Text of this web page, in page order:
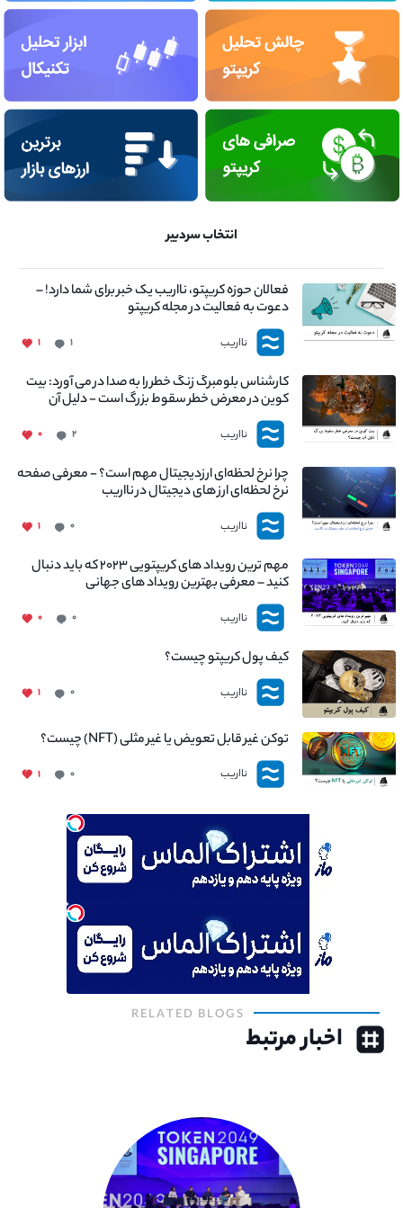
انتخاب سردبیر
فعالان حوزه کریپتو، نااریب یک خبر برای شما دارد! –
دعوت به فعالیت در مجله کریپتو
نااریب ۱ ۱
کارشناس بلومبرگ زنگ خطر را به صدا در می آورد: بیت
کوین در معرض خطر سقوط بزرگ است - دلیل آن
چیست؟
نااریب ۲ ۰
چرا نرخ لحظه‌ای ارزدیجیتال مهم است؟ - معرفی صفحه
نرخ لحظه‌ای ارز های دیجیتال در نااریب
نااریب ۰ ۱
مهم ترین رویداد های کریپتویی ۲۰۲۳ که باید دنبال
کنید – معرفی بهترین رویداد های جهانی
نااریب ۰ ۰
کیف پول کریپتو چیست؟
نااریب ۰ ۱
توکن غیر قابل تعویض یا غیر مثلی (NFT) چیست؟
نااریب ۰ ۱
RELATED BLOGS
اخبار مرتبط